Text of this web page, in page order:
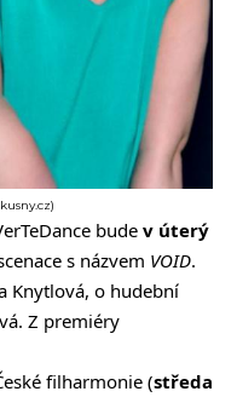
bude v úterý
s názvem VOID.
Knytlová, o hudební
Z premiéry
filharmonie (středa